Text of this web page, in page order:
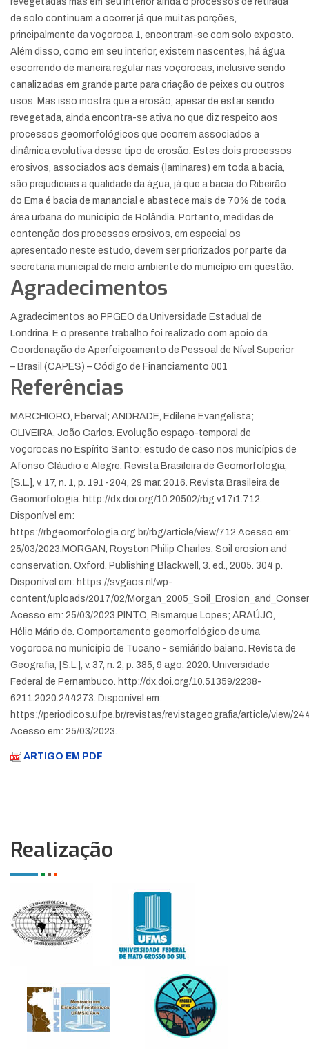
de solo continuam a ocorrer já que muitas porções,
principalmente da voçoroca 1, encontram-se com solo exposto.
Além disso, como em seu interior, existem nascentes, há água
escorrendo de maneira regular nas voçorocas, inclusive sendo
canalizadas em grande parte para criação de peixes ou outros
usos. Mas isso mostra que a erosão, apesar de estar sendo
revegetada, ainda encontra-se ativa no que diz respeito aos
processos geomorfológicos que ocorrem associados a
dinâmica evolutiva desse tipo de erosão. Estes dois processos
erosivos, associados aos demais (laminares) em toda a bacia,
são prejudiciais a qualidade da água, já que a bacia do Ribeirão
do Ema é bacia de manancial e abastece mais de 70% de toda
área urbana do município de Rolândia. Portanto, medidas de
contenção dos processos erosivos, em especial os
apresentado neste estudo, devem ser priorizados por parte da
secretaria municipal de meio ambiente do município em questão.
Agradecimentos
Agradecimentos ao PPGEO da Universidade Estadual de
Londrina. E o presente trabalho foi realizado com apoio da
Coordenação de Aperfeiçoamento de Pessoal de Nível Superior
– Brasil (CAPES) – Código de Financiamento 001
Referências
MARCHIORO, Eberval; ANDRADE, Edilene Evangelista;
OLIVEIRA, João Carlos. Evolução espaço-temporal de
voçorocas no Espírito Santo: estudo de caso nos municípios de
Afonso Cláudio e Alegre. Revista Brasileira de Geomorfologia,
[S.L.], v. 17, n. 1, p. 191-204, 29 mar. 2016. Revista Brasileira de
Geomorfologia. http://dx.doi.org/10.20502/rbg.v17i1.712.
Disponível em:
https://rbgeomorfologia.org.br/rbg/article/view/712 Acesso em:
25/03/2023. MORGAN, Royston Philip Charles. Soil erosion and
conservation. Oxford. Publishing Blackwell, 3. ed., 2005. 304 p.
Disponível em: https://svgaos.nl/wp-
content/uploads/2017/02/
Acesso em: 25/03/2023. PINTO, Bismarque Lopes; ARAÚJO,
Hélio Mário de. Comportamento geomorfológico de uma
voçoroca no município de Tucano - semiárido baiano. Revista de
Geografia, [S.L.], v. 37, n. 2, p. 385, 9 ago. 2020. Universidade
Federal de Pernambuco. http://dx.doi.org/10.51359/2238-
6211.2020.244273. Disponível em:
https://periodicos.ufpe.br/revistas/revistageografia/article/view/
Acesso em: 25/03/2023.
ARTIGO EM PDF
Realização